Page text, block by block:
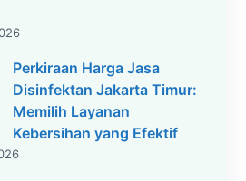
Perkiraan Harga Jasa
Disinfektan Jakarta Timur:
Memilih Layanan
Kebersihan yang Efektif